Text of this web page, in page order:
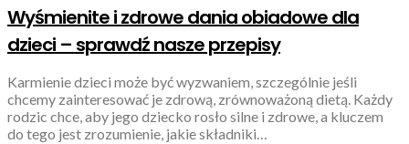
Wyśmienite i zdrowe dania obiadowe dla
dzieci – sprawdź nasze przepisy
Karmienie dzieci może być wyzwaniem, szczególnie jeśli
chcemy zainteresować je zdrową, zrównoważoną dietą. Każdy
rodzic chce, aby jego dziecko rosło silne i zdrowe, a kluczem
do tego jest zrozumienie, jakie składniki…